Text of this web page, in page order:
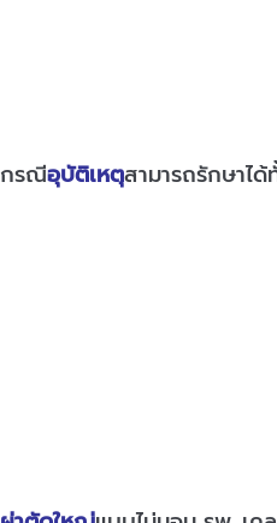
กรณีอุบัติเหตุสามารถรักษาไ